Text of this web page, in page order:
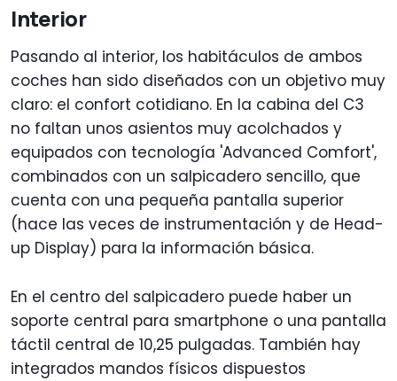
Interior
Pasando al interior, los habitáculos de ambos
coches han sido diseñados con un objetivo muy
claro: el confort cotidiano. En la cabina del C3
no faltan unos asientos muy acolchados y
equipados con tecnología 'Advanced Comfort',
combinados con un salpicadero sencillo, que
cuenta con una pequeña pantalla superior
(hace las veces de instrumentación y de Head-
up Display) para la información básica.
En el centro del salpicadero puede haber un
soporte central para smartphone o una pantalla
táctil central de 10,25 pulgadas. También hay
integrados mandos físicos dispuestos